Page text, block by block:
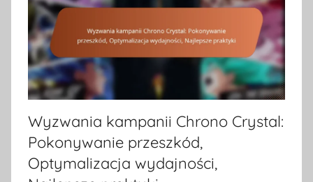
Wyzwania kampanii Chrono Crystal:
Pokonywanie przeszkód,
Optymalizacja wydajności,